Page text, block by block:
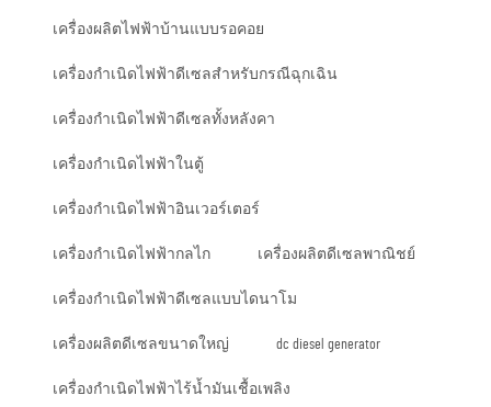
เครื่องผลิตไฟฟ้าบ้านแบบรอคอย
เครื่องกำเนิดไฟฟ้าดีเซลสำหรับกรณีฉุกเฉิน
เครื่องกำเนิดไฟฟ้าดีเซลทั้งหลังคา
เครื่องกำเนิดไฟฟ้าในตู้
เครื่องกำเนิดไฟฟ้าอินเวอร์เตอร์
เครื่องกำเนิดไฟฟ้ากลไก เครื่องผลิตดีเซลพาณิชย์
เครื่องกำเนิดไฟฟ้าดีเซลแบบไดนาโม
เครื่องผลิตดีเซลขนาดใหญ่ dc diesel generator
เครื่องกำเนิดไฟฟ้าไร้น้ำมันเชื้อเพลิง